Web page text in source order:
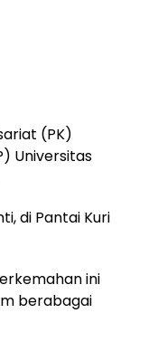
(PK)
Universitas
di Pantai Kuri
ini
berabagai